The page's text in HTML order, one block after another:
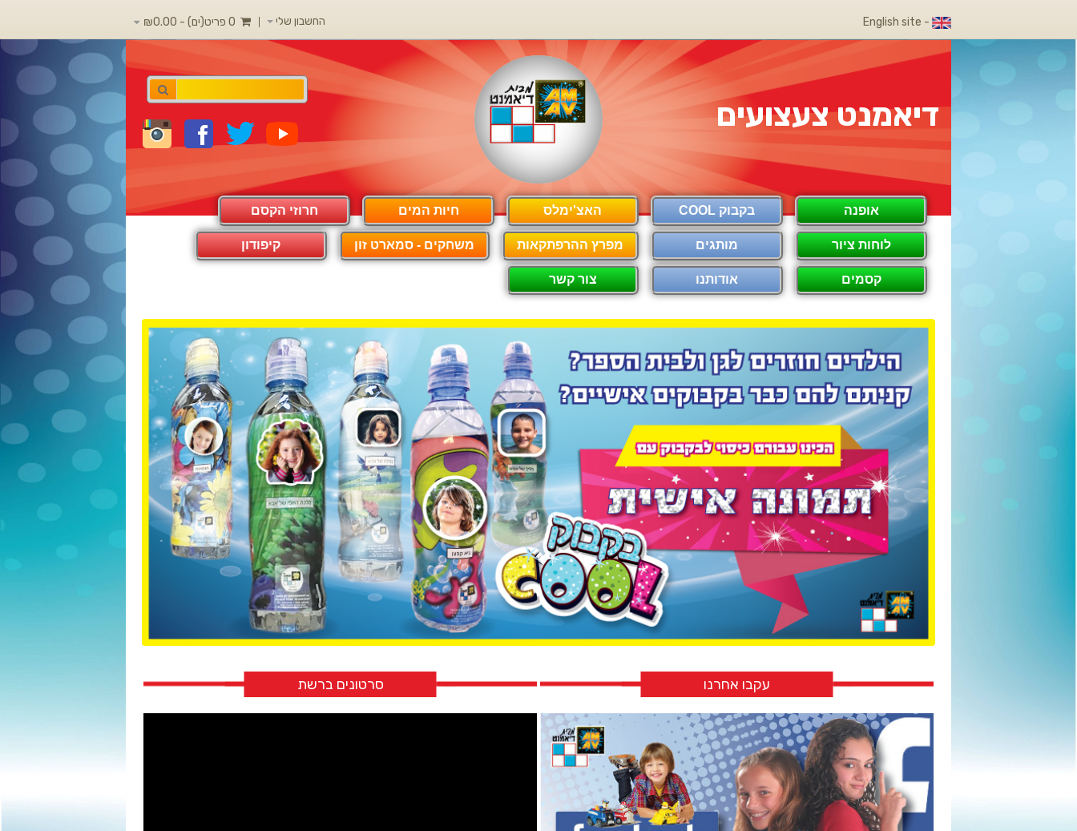
- English site החשבון שלי
דיאמנט צעצועים
אופנה בקבוק COOL האצ'ימלס חיות המים חרוזי הקסם
לוחות ציור מותגים מפרץ ההרפתקאות משחקים - סמארט זון קיפודון
קסמים אודותנו צור קשר
סרטונים ברשת עקבו אחרנו